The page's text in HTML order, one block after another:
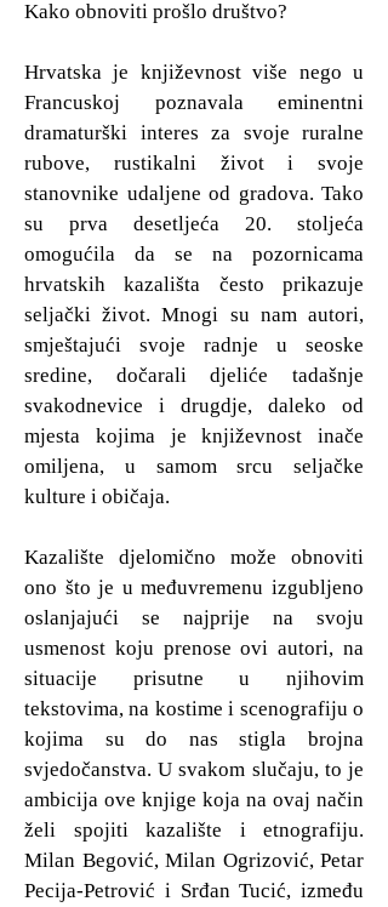
Kako obnoviti prošlo društvo?
Hrvatska je književnost više nego u
Francuskoj poznavala eminentni
dramaturški interes za svoje ruralne
rubove, rustikalni život i svoje
stanovnike udaljene od gradova. Tako
su prva desetljeća 20. stoljeća
omogućila da se na pozornicama
hrvatskih kazališta često prikazuje
seljački život. Mnogi su nam autori,
smještajući svoje radnje u seoske
sredine, dočarali djeliće tadašnje
svakodnevice i drugdje, daleko od
mjesta kojima je književnost inače
omiljena, u samom srcu seljačke
kulture i običaja.
Kazalište djelomično može obnoviti
ono što je u međuvremenu izgubljeno
oslanjajući se najprije na svoju
usmenost koju prenose ovi autori, na
situacije prisutne u njihovim
tekstovima, na kostime i scenografiju o
kojima su do nas stigla brojna
svjedočanstva. U svakom slučaju, to je
ambicija ove knjige koja na ovaj način
želi spojiti kazalište i etnografiju.
Milan Begović, Milan Ogrizović, Petar
Pecija-Petrović i Srđan Tucić, između